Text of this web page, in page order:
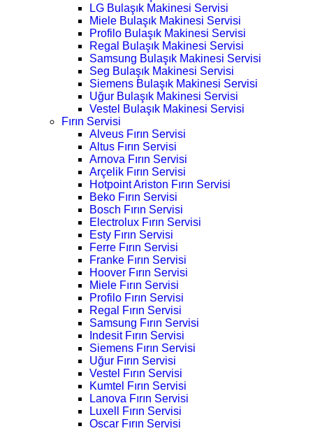
LG Bulaşık Makinesi Servisi
Miele Bulaşık Makinesi Servisi
Profilo Bulaşık Makinesi Servisi
Regal Bulaşık Makinesi Servisi
Samsung Bulaşık Makinesi Servisi
Seg Bulaşık Makinesi Servisi
Siemens Bulaşık Makinesi Servisi
Uğur Bulaşık Makinesi Servisi
Vestel Bulaşık Makinesi Servisi
Fırın Servisi
Alveus Fırın Servisi
Altus Fırın Servisi
Arnova Fırın Servisi
Arçelik Fırın Servisi
Hotpoint Ariston Fırın Servisi
Beko Fırın Servisi
Bosch Fırın Servisi
Electrolux Fırın Servisi
Esty Fırın Servisi
Ferre Fırın Servisi
Franke Fırın Servisi
Hoover Fırın Servisi
Miele Fırın Servisi
Profilo Fırın Servisi
Regal Fırın Servisi
Samsung Fırın Servisi
Indesit Fırın Servisi
Siemens Fırın Servisi
Uğur Fırın Servisi
Vestel Fırın Servisi
Kumtel Fırın Servisi
Lanova Fırın Servisi
Luxell Fırın Servisi
Oscar Fırın Servisi